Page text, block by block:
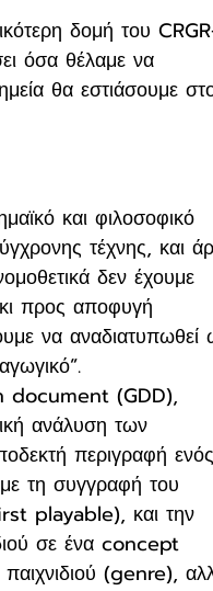
δομή του
όσα θέλαμε να
θα εστιάσουμε
και φιλοσοφικό
τέχνης, και
δεν έχουμε
προς αποφυγή
να
document (GDD),
ανάλυση των
περιγραφή
τη συγγραφή του
playable), και την
σε ένα concept
(genre),